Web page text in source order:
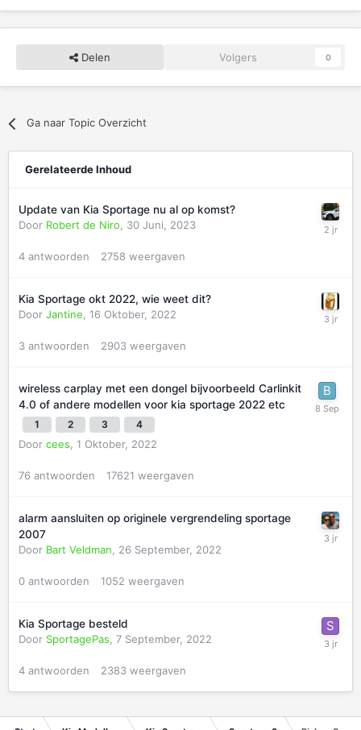
Delen Volgers 0
Ga naar Topic Overzicht
Gerelateerde Inhoud
Update van Kia Sportage nu al op komst?
Door Robert de Niro, 30 Juni, 2023
4 antwoorden 2758 weergaven
Kia Sportage okt 2022, wie weet dit?
Door Jantine, 16 Oktober, 2022
3 antwoorden 2903 weergaven
wireless carplay met een dongel bijvoorbeeld Carlinkit
4.0 of andere modellen voor kia sportage 2022 etc
1 2 3 4
Door cees, 1 Oktober, 2022
76 antwoorden 17621 weergaven
alarm aansluiten op originele vergrendeling sportage
2007
Door Bart Veldman, 26 September, 2022
0 antwoorden 1052 weergaven
Kia Sportage besteld
Door SportagePas, 7 September, 2022
4 antwoorden 2383 weergaven